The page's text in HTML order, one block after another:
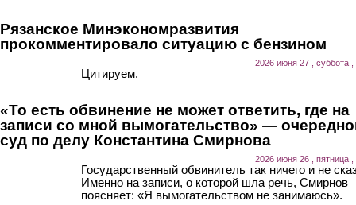
Рязанское Минэкономразвития
прокомментировало ситуацию с бензином
2026 июня 27 , суббота ,
Цитируем.
«То есть обвинение не может ответить, где на
записи со мной вымогательство» —
суд по делу Константина Смирнова
2026 июня 26 , пятница ,
Государственный обвинитель так ничего и не
Именно на записи, о которой шла речь, Смирнов
поясняет: «Я вымогательством не занимаюсь».